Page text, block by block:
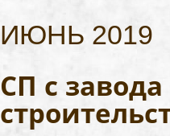
ИЮНЬ 2019
СП с